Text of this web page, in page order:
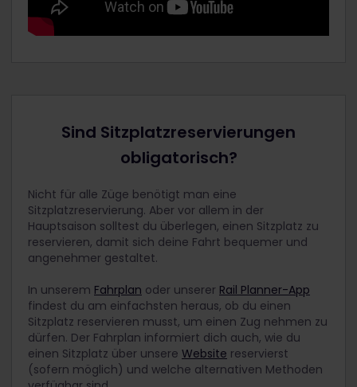
Sind Sitzplatzreservierungen
obligatorisch?
Nicht für alle Züge benötigt man eine
Sitzplatzreservierung. Aber vor allem in der
Hauptsaison solltest du überlegen, einen Sitzplatz zu
reservieren, damit sich deine Fahrt bequemer und
angenehmer gestaltet.
In unserem Fahrplan oder unserer Rail Planner-App
findest du am einfachsten heraus, ob du einen
Sitzplatz reservieren musst, um einen Zug nehmen zu
dürfen. Der Fahrplan informiert dich auch, wie du
einen Sitzplatz über unsere Website reservierst
(sofern möglich) und welche alternativen Methoden